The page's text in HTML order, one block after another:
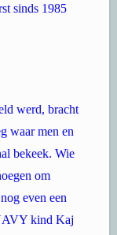
sinds 1985
werd, bracht
waar men en
bekeek. Wie
om
even een
kind Kaj